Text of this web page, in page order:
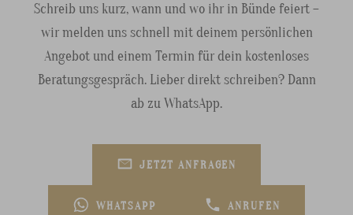
Schreib uns kurz, wann und wo ihr in Bünde feiert –
wir melden uns schnell mit deinem persönlichen
Angebot und einem Termin für dein kostenloses
Beratungsgespräch. Lieber direkt schreiben? Dann
ab zu WhatsApp.
JETZT ANFRAGEN
WHATSAPP ANRUFEN